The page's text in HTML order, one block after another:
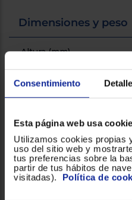
Consentimiento
Esta página web usa
Utilizamos cookies propias
uso del sitio web y
tus preferencias sobre la
partir de tus hábitos de
visitadas). Política de
Dimensiones y peso
Altura (mm)
Anchura (mm)
Profundidad (mm)
Consumo